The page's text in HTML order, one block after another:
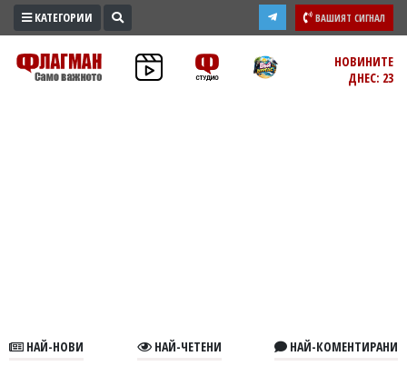
ПРОМО
ЗОНА
КАТЕГОРИИ ВАШИЯТ СИГНАЛ
НОВИНИТЕ
ДНЕС: 23
НАЙ-НОВИ НАЙ-ЧЕТЕНИ НАЙ-КОМЕНТИРАНИ